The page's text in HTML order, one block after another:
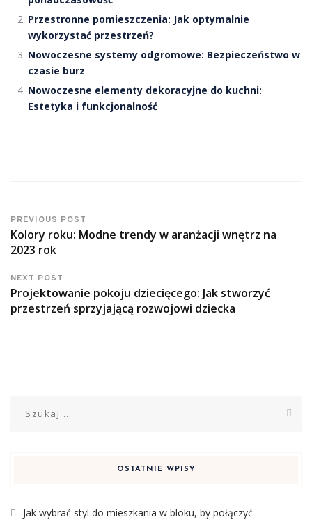
Przestronne pomieszczenia: Jak optymalnie
wykorzystać przestrzeń?
Nowoczesne systemy odgromowe: Bezpieczeństwo w
czasie burz
Nowoczesne elementy dekoracyjne do kuchni:
Estetyka i funkcjonalność
PREVIOUS POST
Kolory roku: Modne trendy w aranżacji wnętrz na
2023 rok
NEXT POST
Projektowanie pokoju dziecięcego: Jak stworzyć
przestrzeń sprzyjającą rozwojowi dziecka
OSTATNIE WPISY
Jak wybrać styl do mieszkania w bloku, by połączyć